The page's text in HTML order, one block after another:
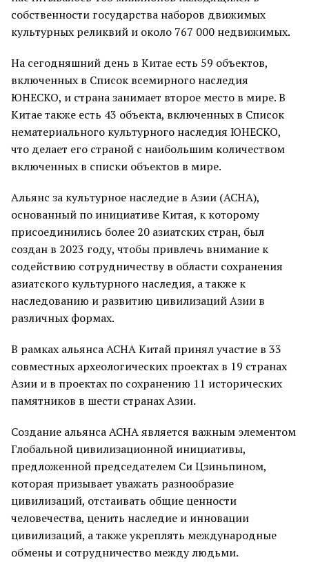
собственности государства наборов движимых
культурных реликвий и около 767 000 недвижимых.
На сегодняшний день в Китае есть 59 объектов,
включенных в Список всемирного наследия
ЮНЕСКО, и страна занимает второе место в мире. В
Китае также есть 43 объекта, включенных в Список
нематериального культурного наследия ЮНЕСКО,
что делает его страной с наибольшим количеством
включенных в списки объектов в мире.
Альянс за культурное наследие в Азии (ACHA),
основанный по инициативе Китая, к которому
присоединились более 20 азиатских стран, был
создан в 2023 году, чтобы привлечь внимание к
содействию сотрудничеству в области сохранения
азиатского культурного наследия, а также к
наследованию и развитию цивилизаций Азии в
различных формах.
В рамках альянса ACHA Китай принял участие в 33
совместных археологических проектах в 19 странах
Азии и в проектах по сохранению 11 исторических
памятников в шести странах Азии.
Создание альянса ACHA является важным элементом
Глобальной цивилизационной инициативы,
предложенной председателем Си Цзиньпином,
которая призывает уважать разнообразие
цивилизаций, отстаивать общие ценности
человечества, ценить наследие и инновации
цивилизаций, а также укреплять международные
обмены и сотрудничество между людьми.